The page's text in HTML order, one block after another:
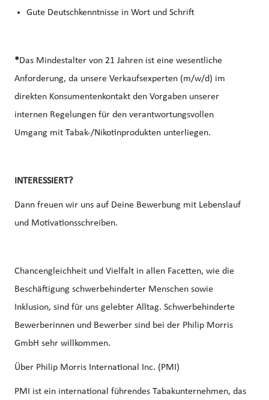
Gute Deutschkenntnisse in Wort und Schrift
*Das Mindestalter von 21 Jahren ist eine wesentliche
Anforderung, da unsere Verkaufsexperten (m/w/d) im
direkten Konsumentenkontakt den Vorgaben unserer
internen Regelungen für den verantwortungsvollen
Umgang mit Tabak-/Nikotinprodukten unterliegen.
INTERESSIERT?
Dann freuen wir uns auf Deine Bewerbung mit Lebenslauf
und Motivationsschreiben.
Chancengleichheit und Vielfalt in allen Facetten, wie die
Beschäftigung schwerbehinderter Menschen sowie
Inklusion, sind für uns gelebter Alltag. Schwerbehinderte
Bewerberinnen und Bewerber sind bei der Philip Morris
GmbH sehr willkommen.
Über Philip Morris International Inc. (PMI)
PMI ist ein international führendes Tabakunternehmen, das